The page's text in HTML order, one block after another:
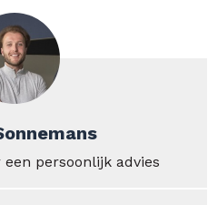
persoonlijk advies